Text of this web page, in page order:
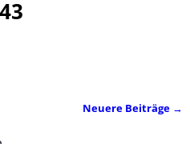
Neuere Beiträge →